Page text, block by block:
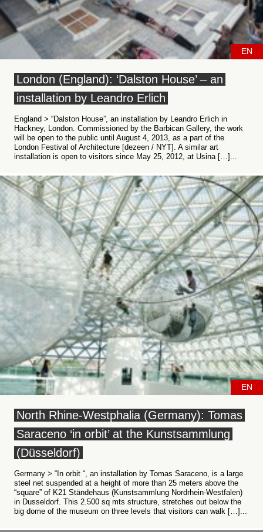
EN
London (England): ‘Dalston House’ – an
installation by Leandro Erlich
England > “Dalston House”, an installation by Leandro Erlich in
Hackney, London. Commissioned by the Barbican Gallery, the work
will be open to the public until August 4, 2013, as a part of the
London Festival of Architecture [dezeen / NYT]. A similar art
installation is open to visitors since May 25, 2012, at Usina […]...
EN
North Rhine-Westphalia (Germany): Tomas
Saraceno ‘in orbit’ at the Kunstsammlung
(Düsseldorf)
Germany > “In orbit “, an installation by Tomas Saraceno, is a large
steel net suspended at a height of more than 25 meters above the
“square” of K21 Ständehaus (Kunstsammlung Nordrhein-Westfalen)
in Dusseldorf. This 2.500 sq mts structure, stretches out below the
big dome of the museum on three levels that visitors can walk […]...